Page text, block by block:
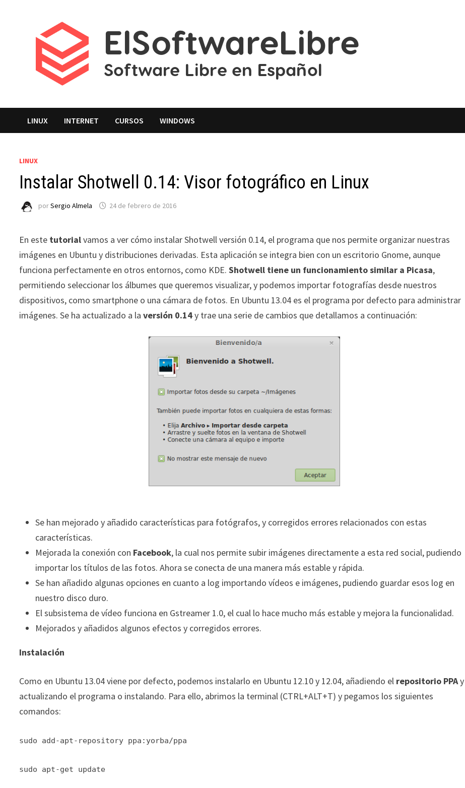
LINUX INTERNET CURSOS WINDOWS
LINUX
Instalar Shotwell 0.14: Visor fotográfico en Linux
porSergio Almela 24 de febrero de 2016
En este tutorialvamos a ver cómo instalar Shotwell versión 0.14, el programa que nos permite organizar nuestras
imágenes en Ubuntu y distribuciones derivadas. Esta aplicación se integra bien con un escritorio Gnome, aunque
funciona perfectamente en otros entornos, como KDE.Shotwell tiene un funcionamiento similar a Picasa,
permitiendo seleccionar los álbumes que queremos visualizar, y podemos importar fotografías desde nuestros
dispositivos, como smartphone o una cámara de fotos. En Ubuntu 13.04 es el programa por defecto para administrar
imágenes. Se ha actualizado a laversión 0.14y trae una serie de cambios que detallamos a continuación:
Se han mejorado y añadido características para fotógrafos, y corregidos errores relacionados con estas
características.
Mejorada la conexión con Facebook, la cual nos permite subir imágenes directamente a esta red social, pudiendo
importar los títulos de las fotos. Ahora se conecta de una manera más estable y rápida.
Se han añadido algunas opciones en cuanto a log importando vídeos e imágenes, pudiendo guardar esos log en
nuestro disco duro.
El subsistema de vídeo funciona en Gstreamer 1.0, el cual lo hace mucho más estable y mejora la funcionalidad.
Mejorados y añadidos algunos efectos y corregidos errores.
Instalación
Como en Ubuntu 13.04 viene por defecto, podemos instalarlo en Ubuntu 12.10 y 12.04, añadiendo el repositorio PPAy
actualizando el programa o instalando. Para ello, abrimos la terminal (CTRL+ALT+T) y pegamos los siguientes
comandos:
sudo add-apt-repository ppa:yorba/ppa
sudo apt-get update